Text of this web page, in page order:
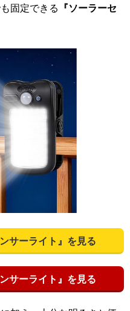
固定できる 『ソーラーセ
サーライト』を見る
サーライト』を見る